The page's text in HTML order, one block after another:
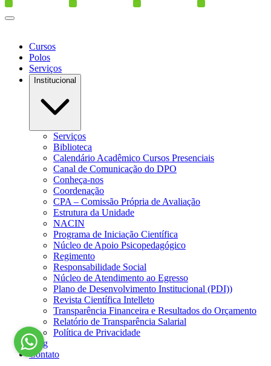
Cursos
Polos
Serviços
Institucional
Serviços
Biblioteca
Calendário Acadêmico Cursos Presenciais
Canal de Comunicação do DPO
Conheça-nos
Coordenação
CPA – Comissão Própria de Avaliação
Estrutura da Unidade
NACIN
Programa de Iniciação Científica
Núcleo de Apoio Psicopedagógico
Regimento
Responsabilidade Social
Núcleo de Atendimento ao Egresso
Plano de Desenvolvimento Institucional (PDI))
Revista Científica Intelleto
Transparência Financeira e Resultados do Orçamento
Relatório de Transparência Salarial
Política de Privacidade
Blog
Contato